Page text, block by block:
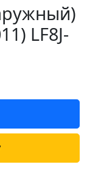
LF8J-